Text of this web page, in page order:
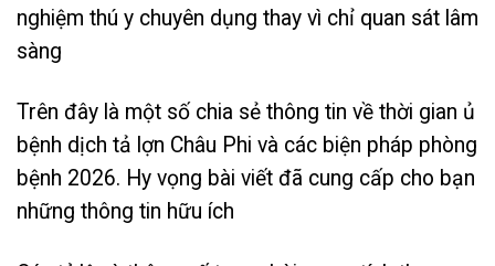
nghiệm thú y chuyên dụng thay vì chỉ quan sát lâm
sàng
Trên đây là một số chia sẻ thông tin về thời gian ủ
bệnh dịch tả lợn Châu Phi và các biện pháp phòng
bệnh 2026. Hy vọng bài viết đã cung cấp cho bạn
những thông tin hữu ích